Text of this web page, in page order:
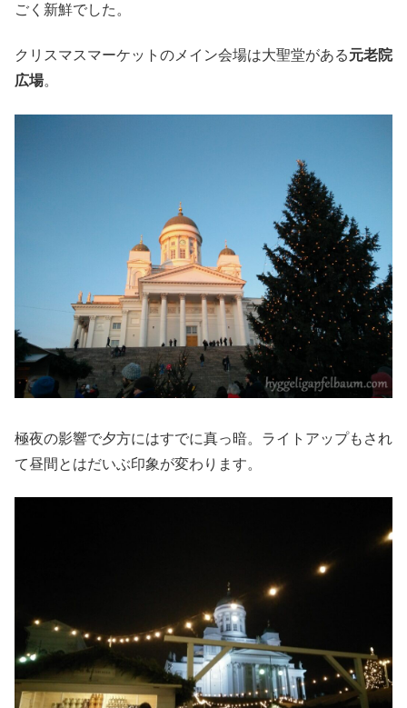
ごく新鮮でした。
クリスマスマーケットのメイン会場は大聖堂がある元老院
広場。
極夜の影響で夕方にはすでに真っ暗。ライトアップもされ
て昼間とはだいぶ印象が変わります。